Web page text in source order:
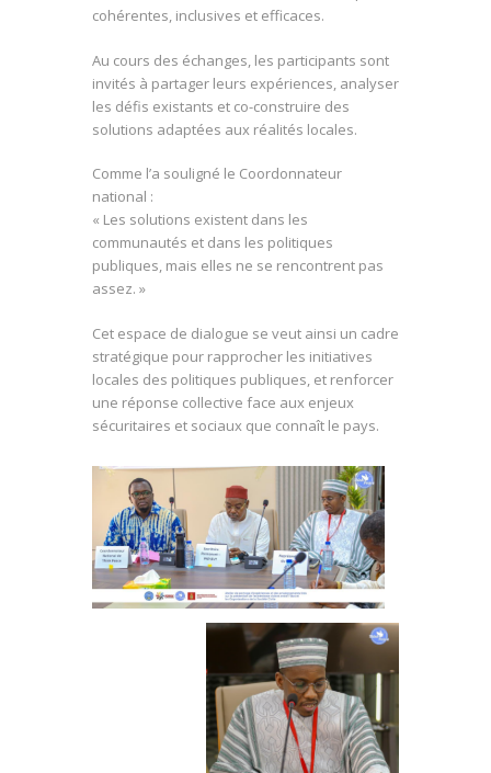
cohérentes, inclusives et efficaces.
Au cours des échanges, les participants sont
invités à partager leurs expériences, analyser
les défis existants et co-construire des
solutions adaptées aux réalités locales.
Comme l’a souligné le Coordonnateur
national :
« Les solutions existent dans les
communautés et dans les politiques
publiques, mais elles ne se rencontrent pas
assez. »
Cet espace de dialogue se veut ainsi un cadre
stratégique pour rapprocher les initiatives
locales des politiques publiques, et renforcer
une réponse collective face aux enjeux
sécuritaires et sociaux que connaît le pays.